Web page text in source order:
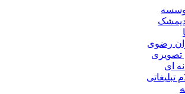
رضوی
ای
تبلیغاتی